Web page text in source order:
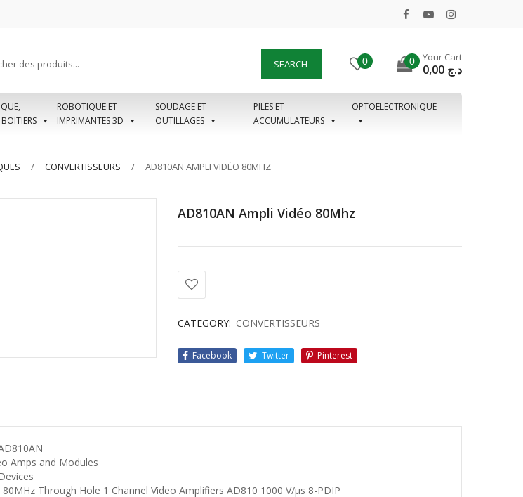
SEARCH 0 0 Your Cart
د.ج
ROBOTIQUE ET
IMPRIMANTES 3D
SOUDAGE ET
OUTILLAGES
PILES ET
ACCUMULATEURS
OPTOELECTRONIQUE
CONVERTISSEURS AD810AN AMPLI VIDÉO 80MHZ
AD810AN Ampli Vidéo 80Mhz
CATEGORY: CONVERTISSEURS
Facebook Twitter Pinterest
Amps and Modules
Through Hole 1 Channel Video Amplifiers AD810 1000 V/μs 8-PDIP